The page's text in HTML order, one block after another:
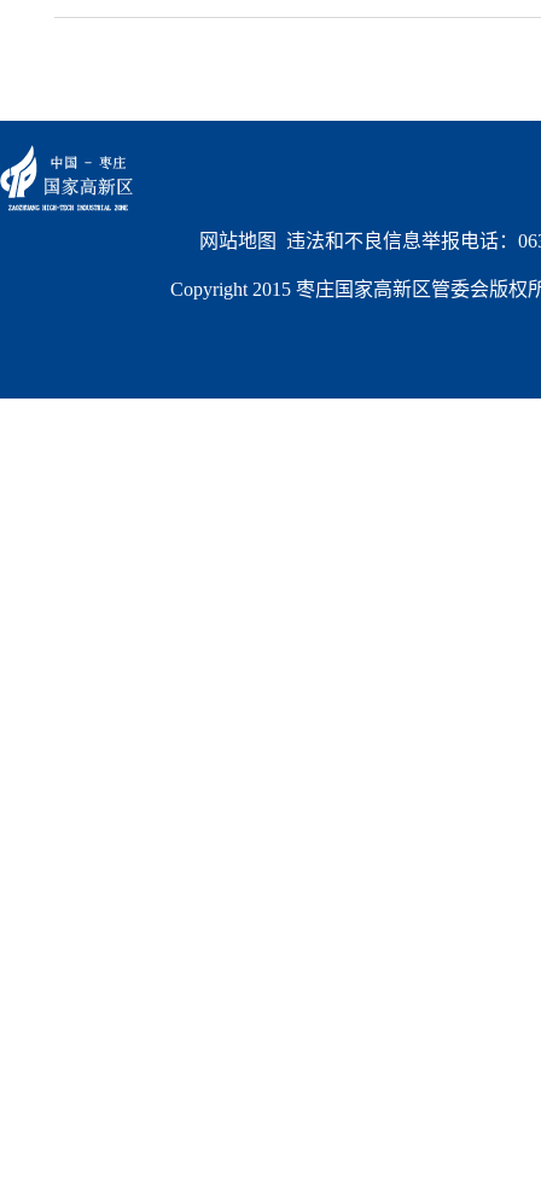
网站地图
违法和不良信息举报电话：
Copyright 2015 枣庄国家高新区管委会版权